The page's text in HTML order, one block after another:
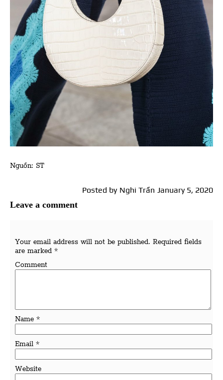
Nguồn: ST
Posted by Nghi Trần January 5, 2020
Leave a comment
Your email address will not be published. Required fields
are marked *
Comment
Name *
Email *
Website